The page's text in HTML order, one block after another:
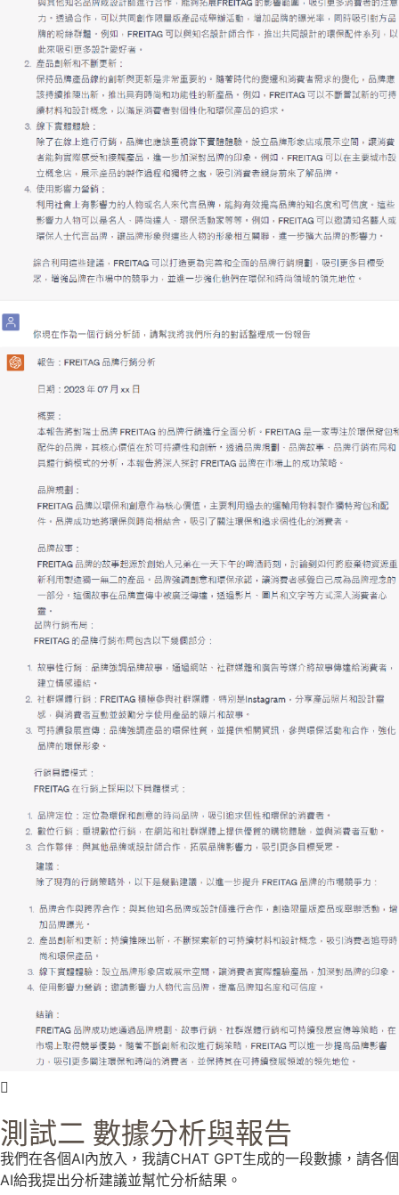
測試二 數據分析與報告
我們在各個AI內放入，我請CHAT GPT生成的一段數據，請各個
AI給我提出分析建議並幫忙分析結果。